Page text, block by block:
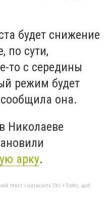
будет снижение
по сути,
то с середины
режим будет
она.
Николаеве
арку.
текст і натисніть Ctrl + Enter, щоб